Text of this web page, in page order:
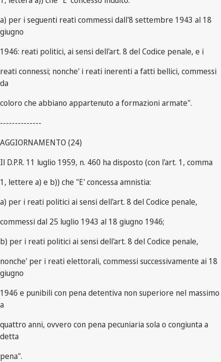
a) per i seguenti reati commessi dall'8 settembre 1943 al 18
giugno
1946: reati politici, ai sensi dell'art. 8 del Codice penale, e i
reati connessi; nonche' i reati inerenti a fatti bellici, commessi
da
coloro che abbiano appartenuto a formazioni armate".
--------------
AGGIORNAMENTO (24)
Il D.P.R. 11 luglio 1959, n. 460 ha disposto (con l'art. 1, comma
1, lettere a) e b)) che "E' concessa amnistia:
a) per i reati politici ai sensi dell'art. 8 del Codice penale,
commessi dal 25 luglio 1943 al 18 giugno 1946;
b) per i reati politici ai sensi dell'art. 8 del Codice penale,
nonche' per i reati elettorali, commessi successivamente ai 18
giugno
1946 e punibili con pena detentiva non superiore nel massimo
a
quattro anni, ovvero con pena pecuniaria sola o congiunta a
detta
pena".